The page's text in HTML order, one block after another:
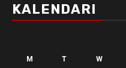
KALENDARI
M T W